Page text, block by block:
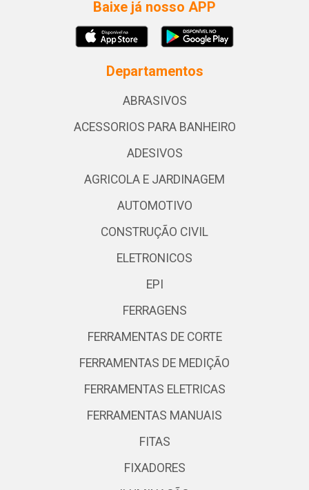
Baixe já nosso APP
Departamentos
ABRASIVOS
ACESSORIOS PARA BANHEIRO
ADESIVOS
AGRICOLA E JARDINAGEM
AUTOMOTIVO
CONSTRUÇÃO CIVIL
ELETRONICOS
EPI
FERRAGENS
FERRAMENTAS DE CORTE
FERRAMENTAS DE MEDIÇÃO
FERRAMENTAS ELETRICAS
FERRAMENTAS MANUAIS
FITAS
FIXADORES